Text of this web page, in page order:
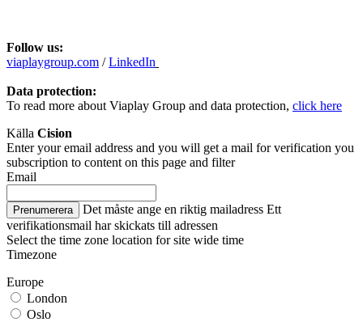
Follow us:
viaplaygroup.com /LinkedIn
Data protection:
To read more about Viaplay Group and data protection, click here
Källa Cision
Enter your email address and you will get a mail for verification you
subscription to content on this page and filter
Email
Prenumerera Det måste ange en riktig mailadress Ett
verifikationsmail har skickats till adressen
Select the time zone location for site wide time
Timezone
Europe
London
Oslo